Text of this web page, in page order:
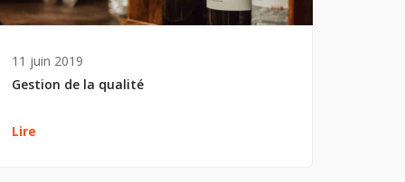
11 juin 2019
Gestion de la qualité
Lire